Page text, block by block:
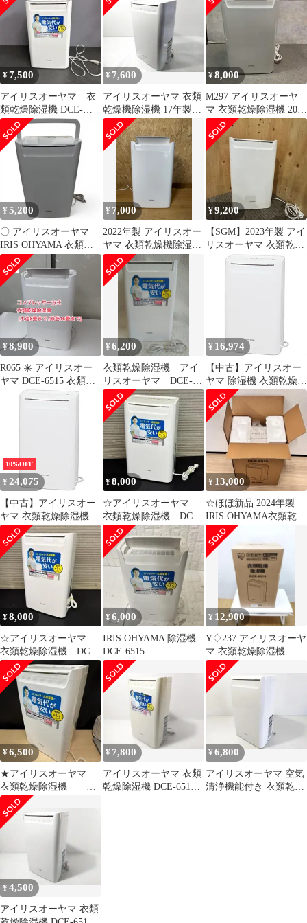
¥7,500
アイリスオーヤマ 衣
類乾燥除湿機 DCE-
6515
¥ 7,600
アイリスオーヤマ 衣類
乾燥機除湿機 17年製
DCE-6515★
¥8,000
M297 アイリスオーヤ
マ 衣類乾燥除湿機 2023
年製 DCE-6515
¥ 5,200
〇 アイリスオーヤマ
IRIS OHYAMA 衣類乾
燥除湿機 DCE-6515 ホ
ワイト コンプレッサー
式 タイマー付 2000-
¥ 7,000
2022年製 アイリスオー
ヤマ 衣類乾燥機除湿機
DCE-6515
¥9,200
【SGM】2023年製 アイ
リスオーヤマ 衣類乾燥
除湿機 DCE-6515
¥8,900
R065 ☀️ アイリスオー
ヤマ DCE-6515 衣類乾
燥除湿機 [木造8畳まで
¥6,200
衣類乾燥除湿機 アイ
リスオーヤマ DCE-
6515 2021年製
¥ 16,974
【中古】アイリスオー
ヤマ 除湿機 衣類乾燥
除湿器 コンプレッサー
式 強力除湿 タイマー付
静音設計 オートルーバ
ー 除湿量 6.5L ホワイ
ト DCE-6515
10%OFF
¥ 24,075
【中古】アイリスオー
ヤマ 衣類乾燥除湿機 タ
イマー付 除湿量 6.5L
コンプレッサー方式
DCE-6515
¥8,000
☆アイリスオーヤマ
衣類乾燥除湿機 DCE-
6515 2022年製
¥ 13,000
☆ほぼ新品 2024年製
IRIS OHYAMA衣類乾燥
機除湿機DCE-6515
¥8,000
☆アイリスオーヤマ
衣類乾燥除湿機 DCE-
6515 2024年製
¥6,000
IRIS OHYAMA 除湿機
DCE-6515
¥ 12,900
Y♢237 アイリスオーヤ
マ 衣類乾燥除湿機
DCE-6515 新品未開封
品
¥6,500
★アイリスオーヤマ
衣類乾燥除湿機
DCE-6515 2021年製
¥ 7,800
アイリスオーヤマ 衣類
乾燥除湿機 DCE-6515
¥6,800
アイリスオーヤマ 空気
清浄機能付き 衣類乾燥
¥4,500
アイリスオーヤマ 衣類